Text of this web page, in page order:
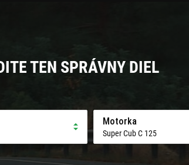
TEN SPRÁVNY DIEL
Motorka
Super Cub C 125